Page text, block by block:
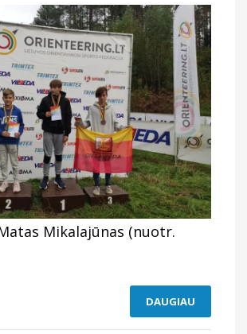
Mikalajūnas (nuotr.
DAUGIAU